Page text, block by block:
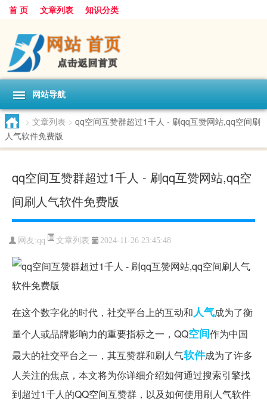
首 页 文章列表 知识分类
网站导航
> 文章列表 > qq空间互赞群超过1千人 - 刷qq互赞网站,qq空间刷
人气软件免费版
qq空间互赞群超过1千人 - 刷qq互赞网站,qq空
间刷人气软件免费版
网友:qq 文章列表 2024-11-26 23:45:48
在这个数字化的时代，社交平台上的互动和人气成为了衡
量个人或品牌影响力的重要指标之一，QQ空间作为中国
最大的社交平台之一，其互赞群和刷人气软件成为了许多
人关注的焦点，本文将为你详细介绍如何通过搜索引擎找
到超过1千人的QQ空间互赞群，以及如何使用刷人气软件